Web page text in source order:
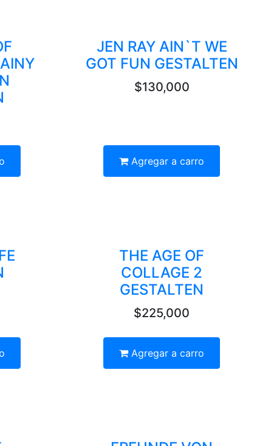
JEN RAY AIN`T WE
GOT FUN GESTALTEN
$130,000
Agregar a carro
THE AGE OF
COLLAGE 2
GESTALTEN
$225,000
Agregar a carro